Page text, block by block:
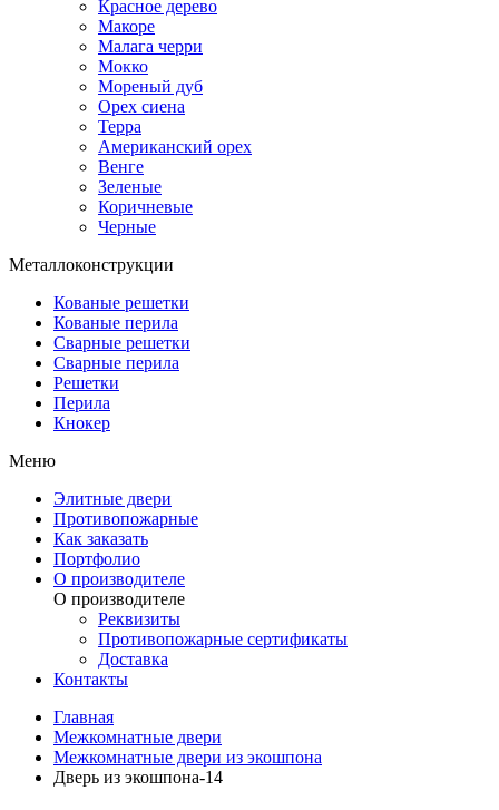
Красное дерево
Макоре
Малага черри
Мокко
Мореный дуб
Орех сиена
Терра
Американский орех
Венге
Зеленые
Коричневые
Черные
Металлоконструкции
Кованые решетки
Кованые перила
Сварные решетки
Сварные перила
Решетки
Перила
Кнокер
Меню
Элитные двери
Противопожарные
Как заказать
Портфолио
О производителе
О производителе
Реквизиты
Противопожарные сертификаты
Доставка
Контакты
Главная
Межкомнатные двери
Межкомнатные двери из экошпона
Дверь из экошпона-14